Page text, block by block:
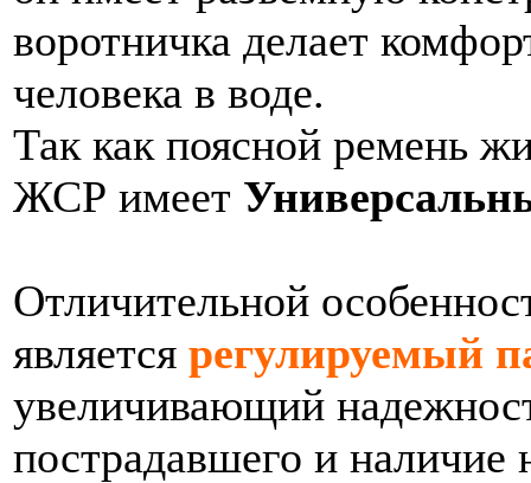
воротничка делает
человека в воде.
Так как поясной ремень
ЖСР имеет
Отличительной
является регулируемый
увеличивающий
пострадавшего и наличие